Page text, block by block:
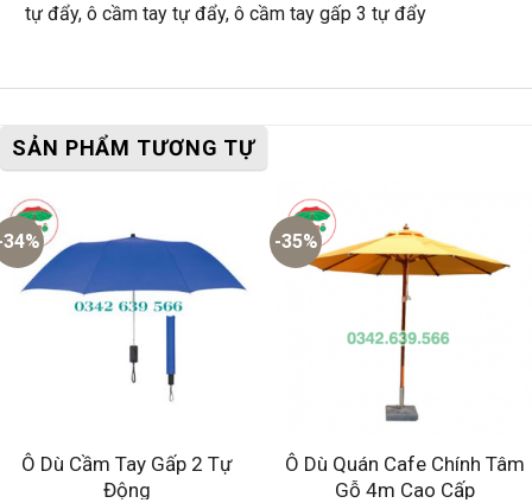
tự đẩy, ô cầm tay tự đẩy, ô cầm tay gấp 3 tự đẩy
SẢN PHẨM TƯƠNG TỰ
Ô Dù Cầm Tay Gấp 2 Tự
Động
-35%
Ô Dù Quán Cafe Chính Tâm
Gỗ 4m Cao Cấp